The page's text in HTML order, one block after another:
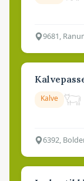
9681,
Kalve
6392,